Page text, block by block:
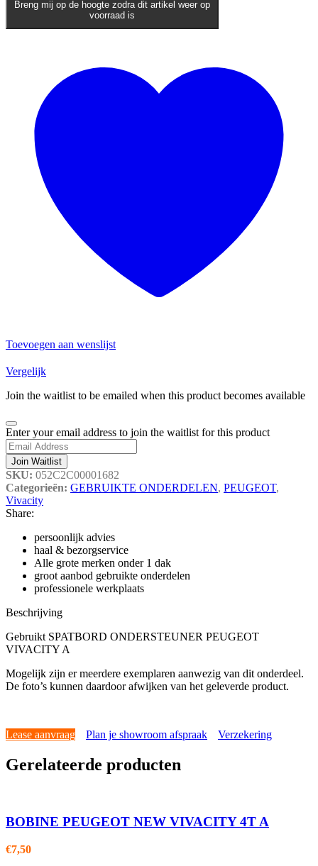
Breng mij op de hoogte zodra dit artikel weer op
voorraad is
Toevoegen aan wenslijst
Vergelijk
Join the waitlist to be emailed when this product becomes available
Dismiss
notification
Enter your email address to join the waitlist for this product
Join Waitlist
SKU: 052C2C00001682
Categorieën: GEBRUIKTE ONDERDELEN, PEUGEOT,
Vivacity
Share:
persoonlijk advies
haal & bezorgservice
Alle grote merken onder 1 dak
groot aanbod gebruikte onderdelen
professionele werkplaats
Beschrijving
Gebruikt SPATBORD ONDERSTEUNER PEUGEOT
VIVACITY A
Mogelijk zijn er meerdere exemplaren aanwezig van dit onderdeel.
De foto’s kunnen daardoor afwijken van het geleverde product.
Lease aanvraag Plan je showroom afspraak Verzekering
Gerelateerde producten
BOBINE PEUGEOT NEW VIVACITY 4T A
€7,50